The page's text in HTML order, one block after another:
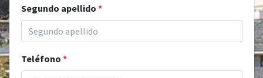
Segundo apellido *
Teléfono *